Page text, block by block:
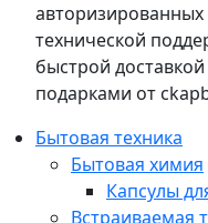
авторизированных
технической
быстрой
подарками от
Бытовая техника
Бытовая химия
Капсулы
Встраиваемая